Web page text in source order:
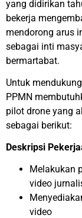
yang didirikan
bekerja
mendorong arus
sebagai inti
bermartabat.
Untuk
PPMN
pilot drone yang
sebagai berikut:
Deskripsi
Melakukan
video
video